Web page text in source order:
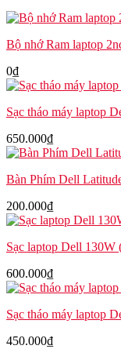
Bộ nhớ Ram laptop
0₫
Sạc tháo máy laptop
650.000₫
Bàn Phím Dell
200.000₫
Sạc laptop Dell 130W
600.000₫
Sạc tháo máy laptop
450.000₫